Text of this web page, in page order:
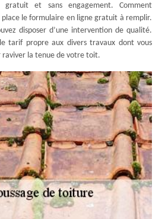
et sans engagement. Comment
place le formulaire en ligne gratuit à remplir.
disposer d’une intervention de qualité.
tarif propre aux divers travaux dont vous
raviver la tenue de votre toit.